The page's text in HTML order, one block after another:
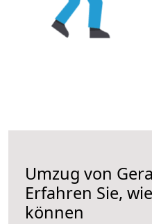
Umzug von
Erfahren Sie,
können